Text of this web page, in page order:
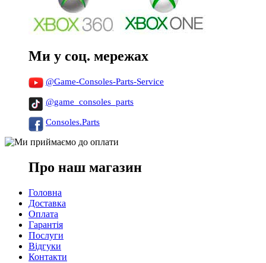
Ми у соц. мережах
@Game-Consoles-Parts-Service
@game_consoles_parts
Consoles.Parts
Про наш магазин
Головна
Доставка
Оплата
Гарантія
Послуги
Відгуки
Контакти